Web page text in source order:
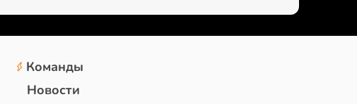
Команды
Новости